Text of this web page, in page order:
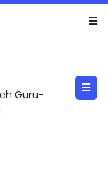
Guru-